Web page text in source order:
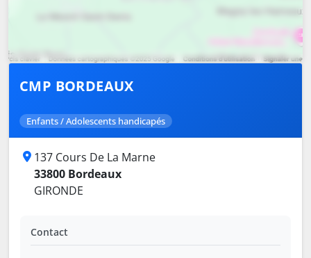
CMP BORDEAUX
Enfants / Adolescents handicapés
137 Cours De La Marne
33800 Bordeaux
GIRONDE
Contact